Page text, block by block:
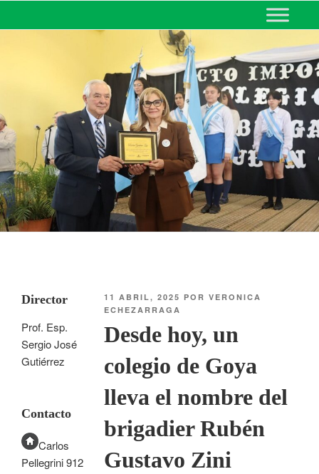
MINISTERIO DE EDUCACIÓN
DE CORRIENTES
11 ABRIL, 2025 PORVERONICA
ECHEZARRAGA
Desde hoy, un
colegio de Goya
lleva el nombre del
brigadier Rubén
Gustavo Zini
Director
Prof. Esp.
Sergio José
Gutiérrez
Contacto
Carlos
Pellegrini 912